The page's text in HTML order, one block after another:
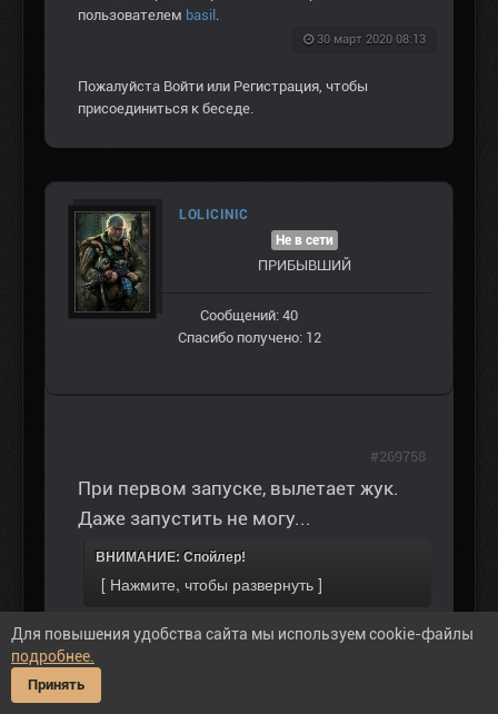
пользователем basil .
30 март 2020 08:13
Пожалуйста Войти или Регистрация, чтобы
присоединиться к беседе.
LOLICINIC
Не в сети
ПРИБЫВШИЙ
Сообщений: 40
Спасибо получено: 12
При первом запуске, вылетает жук.
Даже запустить не могу...
ВНИМАНИЕ: Спойлер!
#269758
Для повышения удобства сайта мы используем cookie-файлы
подробнее.
Принять